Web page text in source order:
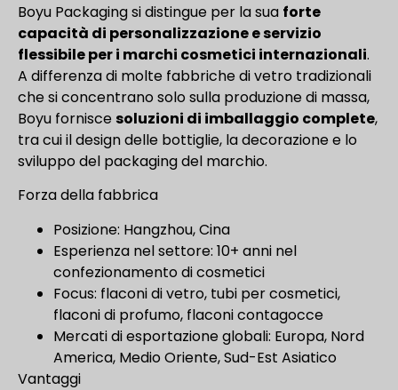
Boyu Packaging si distingue per la sua forte
capacità di personalizzazione e servizio
flessibile per i marchi cosmetici internazionali.
A differenza di molte fabbriche di vetro tradizionali
che si concentrano solo sulla produzione di massa,
Boyu fornisce soluzioni di imballaggio complete,
tra cui il design delle bottiglie, la decorazione e lo
sviluppo del packaging del marchio.
Forza della fabbrica
Posizione: Hangzhou, Cina
Esperienza nel settore: 10+ anni nel
confezionamento di cosmetici
Focus: flaconi di vetro, tubi per cosmetici,
flaconi di profumo, flaconi contagocce
Mercati di esportazione globali: Europa, Nord
America, Medio Oriente, Sud-Est Asiatico
Vantaggi